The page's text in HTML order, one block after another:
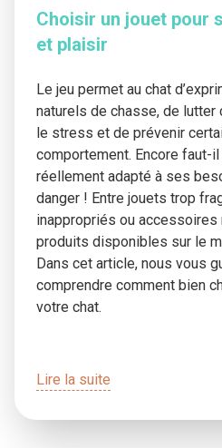
Choisir un jouet pour
et plaisir
Le jeu permet au chat
naturels de chasse, de lutter
le stress et de prévenir
comportement. Encore faut-
réellement adapté à ses
danger ! Entre jouets trop
inappropriés ou accessoires
produits disponibles sur le
Dans cet article, nous vous
comprendre comment bien
votre chat.
Lire la suite